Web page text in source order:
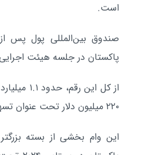
است.
صندوق بین‌المللی پول پس
پاکستان در جلسه هیئت
از کل
۲۲۰ میلیون دلار تحت عنوان تسهیلات تاب‌آوری و پایداری ارائه شد.